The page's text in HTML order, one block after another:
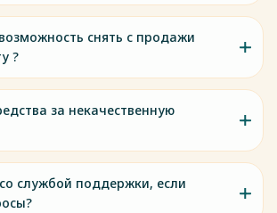
снять с продажи
?
за некачественную
со службой поддержки, если